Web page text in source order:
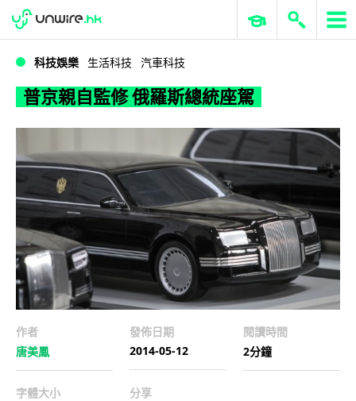
普京親自監修 俄羅斯總統座駕
WWDC 2026 ERP 與商業 AI
科技娛樂 生活科技 汽車科技
普京親自監修 俄羅斯總統座駕
作者
唐美鳳
發佈日期
2014-05-12
閱讀時間
2分鐘
字體大小 分享